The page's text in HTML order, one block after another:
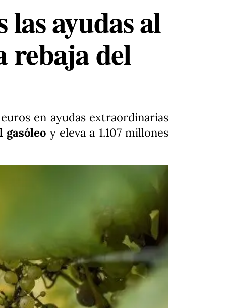
ayudas al
rebaja del
en ayudas extraordinarias
gasóleo y eleva a 1.107 millones